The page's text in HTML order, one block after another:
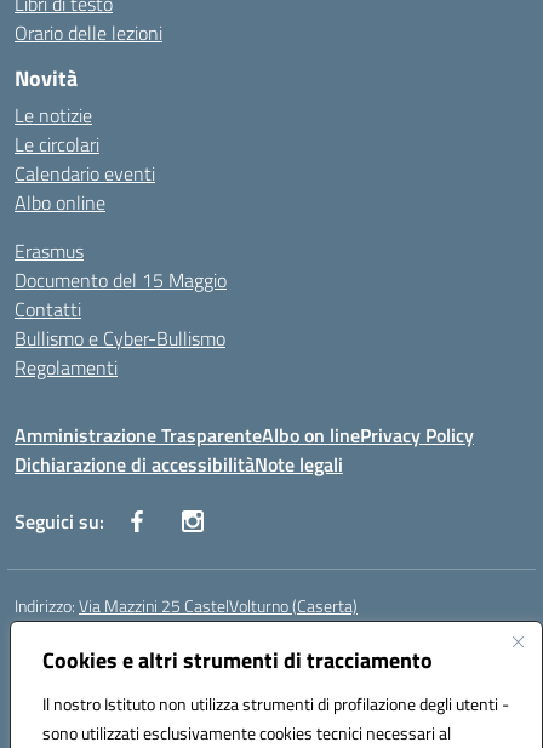
Cookies e altri strumenti di tracciamento
Il nostro Istituto non utilizza strumenti di profilazione degli utenti -
sono utilizzati esclusivamente cookies tecnici necessari al
Orario delle lezioni
Novità
Le notizie
Le circolari
Calendario eventi
Albo online
Erasmus
Documento del 15 Maggio
Contatti
Bullismo e Cyber-Bullismo
Regolamenti
Amministrazione TrasparenteAlbo on linePrivacy Policy
Dichiarazione di accessibilitàNote legali
Seguici su:
Indirizzo:Via Mazzini 25 CastelVolturno (Caserta)
Centralino:
Posta elettronica certificata (PEC):ceis014005@pec.istruzione.it
Codice fiscale: 93063510619
Codice meccanografico:CEIS014005